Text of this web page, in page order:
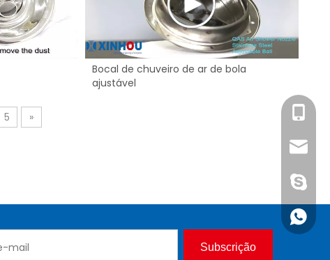
Bocal de chuveiro de ar de bola
ajustável
5 »
Subscrição